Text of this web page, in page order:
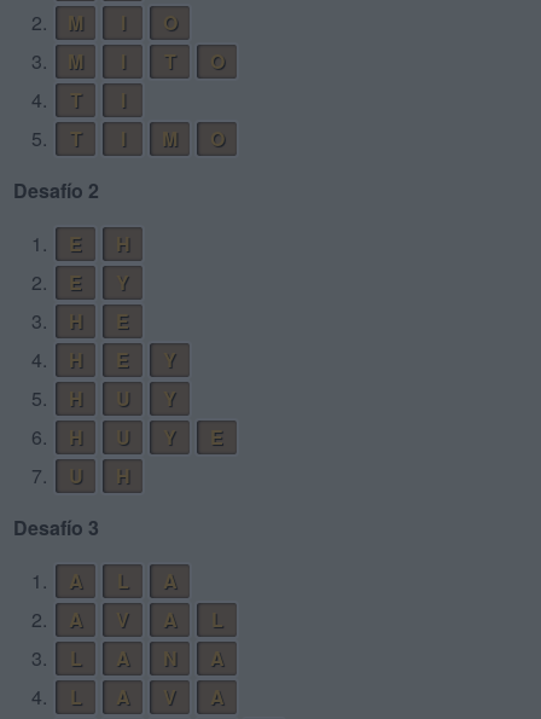
2.
M
O
3.
M T
O
4.
T
5.
T M
O
Desafío 2
1.
E
H
2.
E
Y
3.
H
E
4.
H E
Y
5.
H U
Y
6.
H U Y
E
7.
U
H
Desafío 3
1.
A L
A
2.
A V A
L
3.
L A N
A
4.
L A V
A